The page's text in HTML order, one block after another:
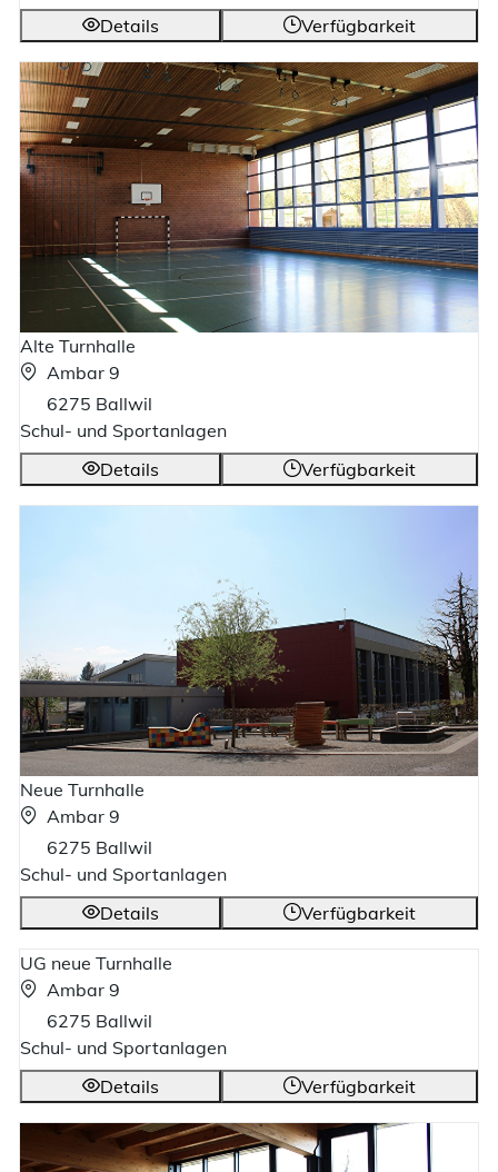
Details
Verfügbarkeit
Alte Turnhalle
Ambar 9
6275 Ballwil
Schul- und Sportanlagen
Details
Verfügbarkeit
Neue Turnhalle
Ambar 9
6275 Ballwil
Schul- und Sportanlagen
Details
Verfügbarkeit
UG neue Turnhalle
Ambar 9
6275 Ballwil
Schul- und Sportanlagen
Details
Verfügbarkeit